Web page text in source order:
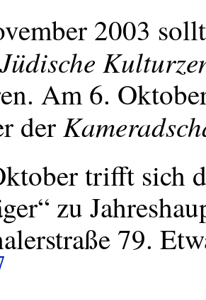
2003
Jüdische
Am 6.
der
trifft sich
zu
79.